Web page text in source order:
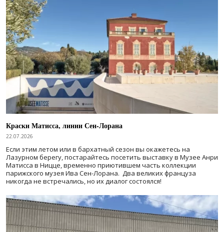
Краски Матисса, линии Сен-Лорана
22.07.2026
Если этим летом или в бархатный сезон вы окажетесь на
Лазурном берегу, постарайтесь посетить выставку в Музее Анри
Матисса в Ницце, временно приютившем часть коллекции
парижского музея Ива Сен-Лорана. Два великих француза
никогда не встречались, но их диалог состоялся!